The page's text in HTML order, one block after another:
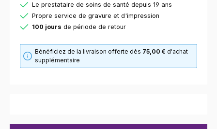
Le prestataire de soins de santé depuis 19 ans
Propre service de gravure et d'impression
100 jours de période de retour
Bénéficiez de la livraison offerte dès 75,00 € d'achat
supplémentaire